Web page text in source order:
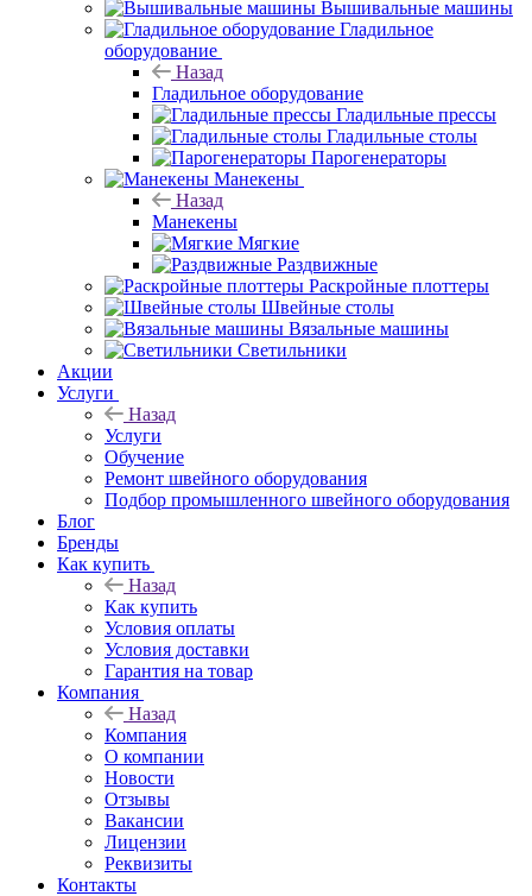
Вышивальные машины
Гладильное
оборудование
Назад
Гладильное оборудование
Гладильные прессы
Гладильные столы
Парогенераторы
Манекены
Назад
Манекены
Мягкие
Раздвижные
Раскройные плоттеры
Швейные столы
Вязальные машины
Светильники
Акции
Услуги
Назад
Услуги
Обучение
Ремонт швейного оборудования
Подбор промышленного швейного оборудования
Блог
Бренды
Как купить
Назад
Как купить
Условия оплаты
Условия доставки
Гарантия на товар
Компания
Назад
Компания
О компании
Новости
Отзывы
Вакансии
Лицензии
Реквизиты
Контакты